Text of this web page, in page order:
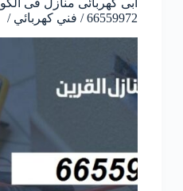
ابى كهربائى منازل فى
66559972 / فني كهربائي /